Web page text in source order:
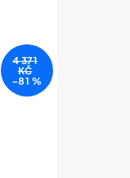
4 371
KČ
–81 %